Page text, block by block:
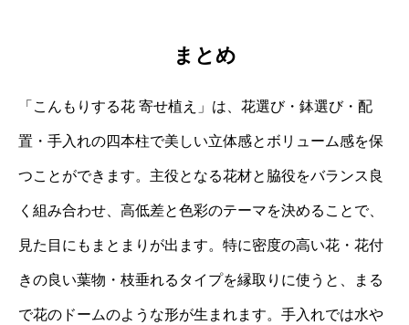
まとめ
「こんもりする花 寄せ植え」は、花選び・鉢選び・配
置・手入れの四本柱で美しい立体感とボリューム感を保
つことができます。主役となる花材と脇役をバランス良
く組み合わせ、高低差と色彩のテーマを決めることで、
見た目にもまとまりが出ます。特に密度の高い花・花付
きの良い葉物・枝垂れるタイプを縁取りに使うと、まる
で花のドームのような形が生まれます。手入れでは水や